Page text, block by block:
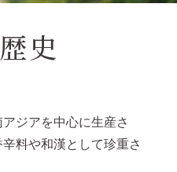
史
ジアを中心に生産さ
料や和漢として珍重さ